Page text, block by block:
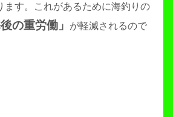
ます。これがあるために海釣りの
後の重労働」
が軽減されるので